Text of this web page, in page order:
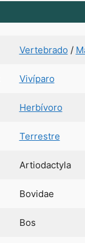
Vertebrado /
Vivíparo
Herbívoro
Terrestre
Artiodactyla
Bovidae
Bos